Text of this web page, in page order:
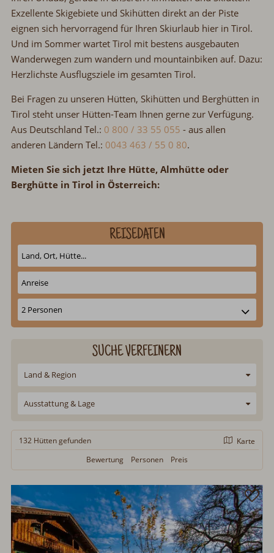
Exzellente Skigebiete und Skihütten direkt an der Piste
eignen sich hervorragend für Ihren Skiurlaub hier in Tirol.
Und im Sommer wartet Tirol mit bestens ausgebauten
Wanderwegen zum wandern und mountainbiken auf. Dazu:
Herzlichste Ausflugsziele im gesamten Tirol.
Bei Fragen zu unseren Hütten, Skihütten und Berghütten in
Tirol steht unser Hütten-Team Ihnen gerne zur Verfügung.
Aus Deutschland Tel.: 0 800 / 33 55 055 -aus allen
anderen Ländern Tel.: 0043 463 / 55 0 80.
Mieten Sie sich jetzt Ihre Hütte, Almhütte oder
Berghütte in Tirol in Österreich:
REISEDATEN
SUCHE VERFEINERN
Land & Region
Ausstattung & Lage
132 Hüttengefunden
Karte
Bewertung
Personen Preis